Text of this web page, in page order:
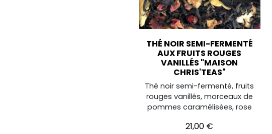
THÉ NOIR SEMI-FERMENTÉ
AUX FRUITS ROUGES
VANILLÉS "MAISON
CHRIS'TEAS"
Thé noir semi-fermenté, fruits
rouges vanillés, morceaux de
pommes caramélisées, rose
Prix
21,00 €